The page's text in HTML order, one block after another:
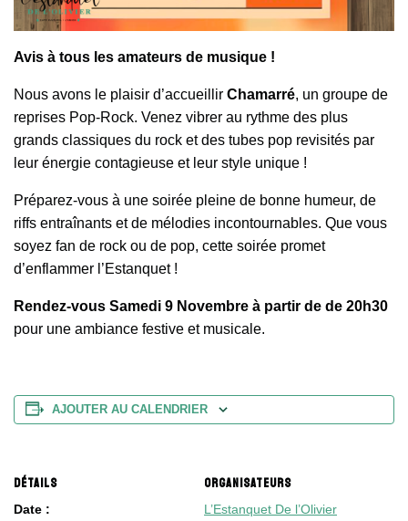
Avis à tous les amateurs de musique !
Nous avons le plaisir d’accueillir Chamarré, un groupe de
reprises Pop-Rock. Venez vibrer au rythme des plus
grands classiques du rock et des tubes pop revisités par
leur énergie contagieuse et leur style unique !
Préparez-vous à une soirée pleine de bonne humeur, de
riffs entraînants et de mélodies incontournables. Que vous
soyez fan de rock ou de pop, cette soirée promet
d’enflammer l’Estanquet !
Rendez-vous Samedi 9 Novembre à partir de de 20h30
pour une ambiance festive et musicale.
AJOUTER AU CALENDRIER
DÉTAILS
Date :
ORGANISATEURS
L’Estanquet De l’Olivier